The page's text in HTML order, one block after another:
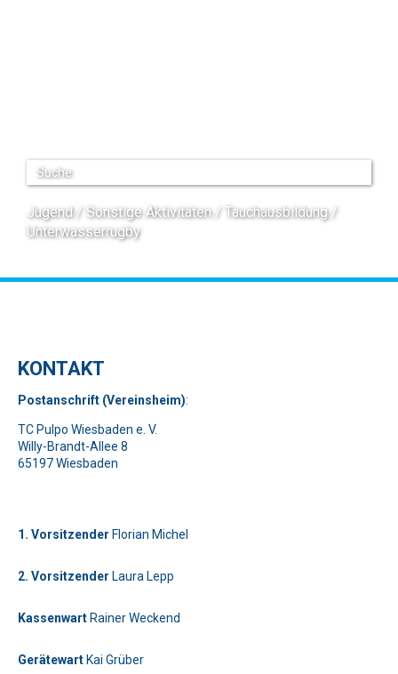
Jugend Sonstige Aktivitäten
Tauchausbildung
Unterwasserrugby
KONTAKT
Postanschrift (Vereinsheim):
TC Pulpo Wiesbaden e. V.
Willy-Brandt-Allee 8
65197 Wiesbaden
1. Vorsitzender Florian Michel
2. Vorsitzender Laura Lepp
KassenwartRainer Weckend
GerätewartKai Grüber